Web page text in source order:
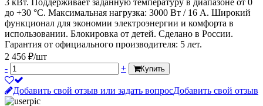
3 кВт. Поддерживает заданную температуру в диапазоне от 0
до +30 °С. Максимальная нагрузка: 3000 Вт / 16 А. Широкий
функционал для экономии электроэнергии и комфорта в
использовании. Блокировка от детей. Сделано в России.
Гарантия от официального производителя: 5 лет.
2 456 ₽/шт
-
+ Купить
Добавить свой отзыв или задать вопросДобавить свой отзыв